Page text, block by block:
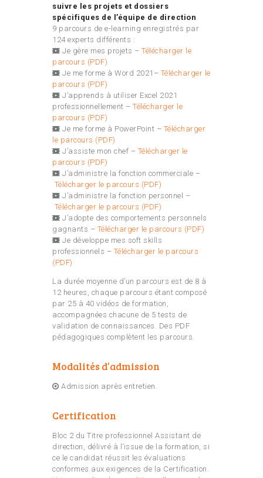
suivre les projets et dossiers
spécifiques de l’équipe de direction
9 parcours de e-learning enregistrés par
124 experts différents :
Je gère mes projets – Télécharger le
parcours (PDF)
Je me forme à Word 2021– Télécharger le
parcours (PDF)
J’apprends à utiliser Excel 2021
professionnellement – Télécharger le
parcours (PDF)
Je me forme à PowerPoint – Télécharger
le parcours (PDF)
J’assiste mon chef – Télécharger le
parcours (PDF)
J’administre la fonction commerciale –
Télécharger le parcours (PDF)
J’administre la fonction personnel –
Télécharger le parcours (PDF)
J’adopte des comportements personnels
gagnants – Télécharger le parcours (PDF)
Je développe mes soft skills
professionnels – Télécharger le parcours
(PDF)
La durée moyenne d’un parcours est de 8 à
12 heures, chaque parcours étant composé
par 25 à 40 vidéos de formation,
accompagnées chacune de 5 tests de
validation de connaissances. Des PDF
pédagogiques complètent les parcours.
Modalités d’admission
Admission après entretien.
Certification
Bloc 2 du Titre professionnel Assistant de
direction, délivré à l’issue de la formation, si
ce le candidat réussit les évaluations
conformes aux exigences de la Certification.